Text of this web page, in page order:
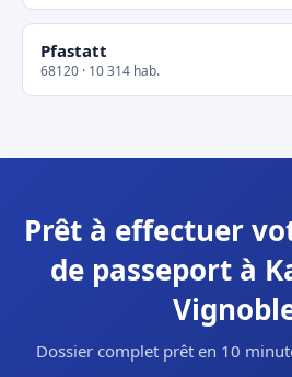
Pfastatt
68120 · 10 314 hab.
Prêt à effectuer
de passeport à
Dossier complet prêt en 10